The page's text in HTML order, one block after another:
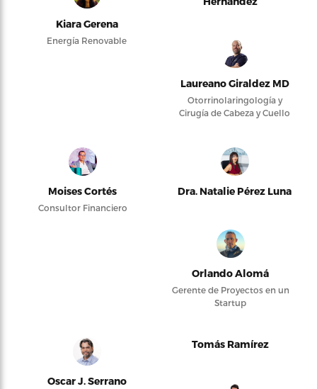
Kiara Gerena
Energía Renovable
Laureano Giraldez MD
Otorrinolaringología y
Cirugía de Cabeza y Cuello
Moises Cortés
Consultor Financiero
Dra. Natalie Pérez Luna
Orlando Alomá
Gerente de Proyectos en un
Startup
Oscar J. Serrano
Tomás Ramírez